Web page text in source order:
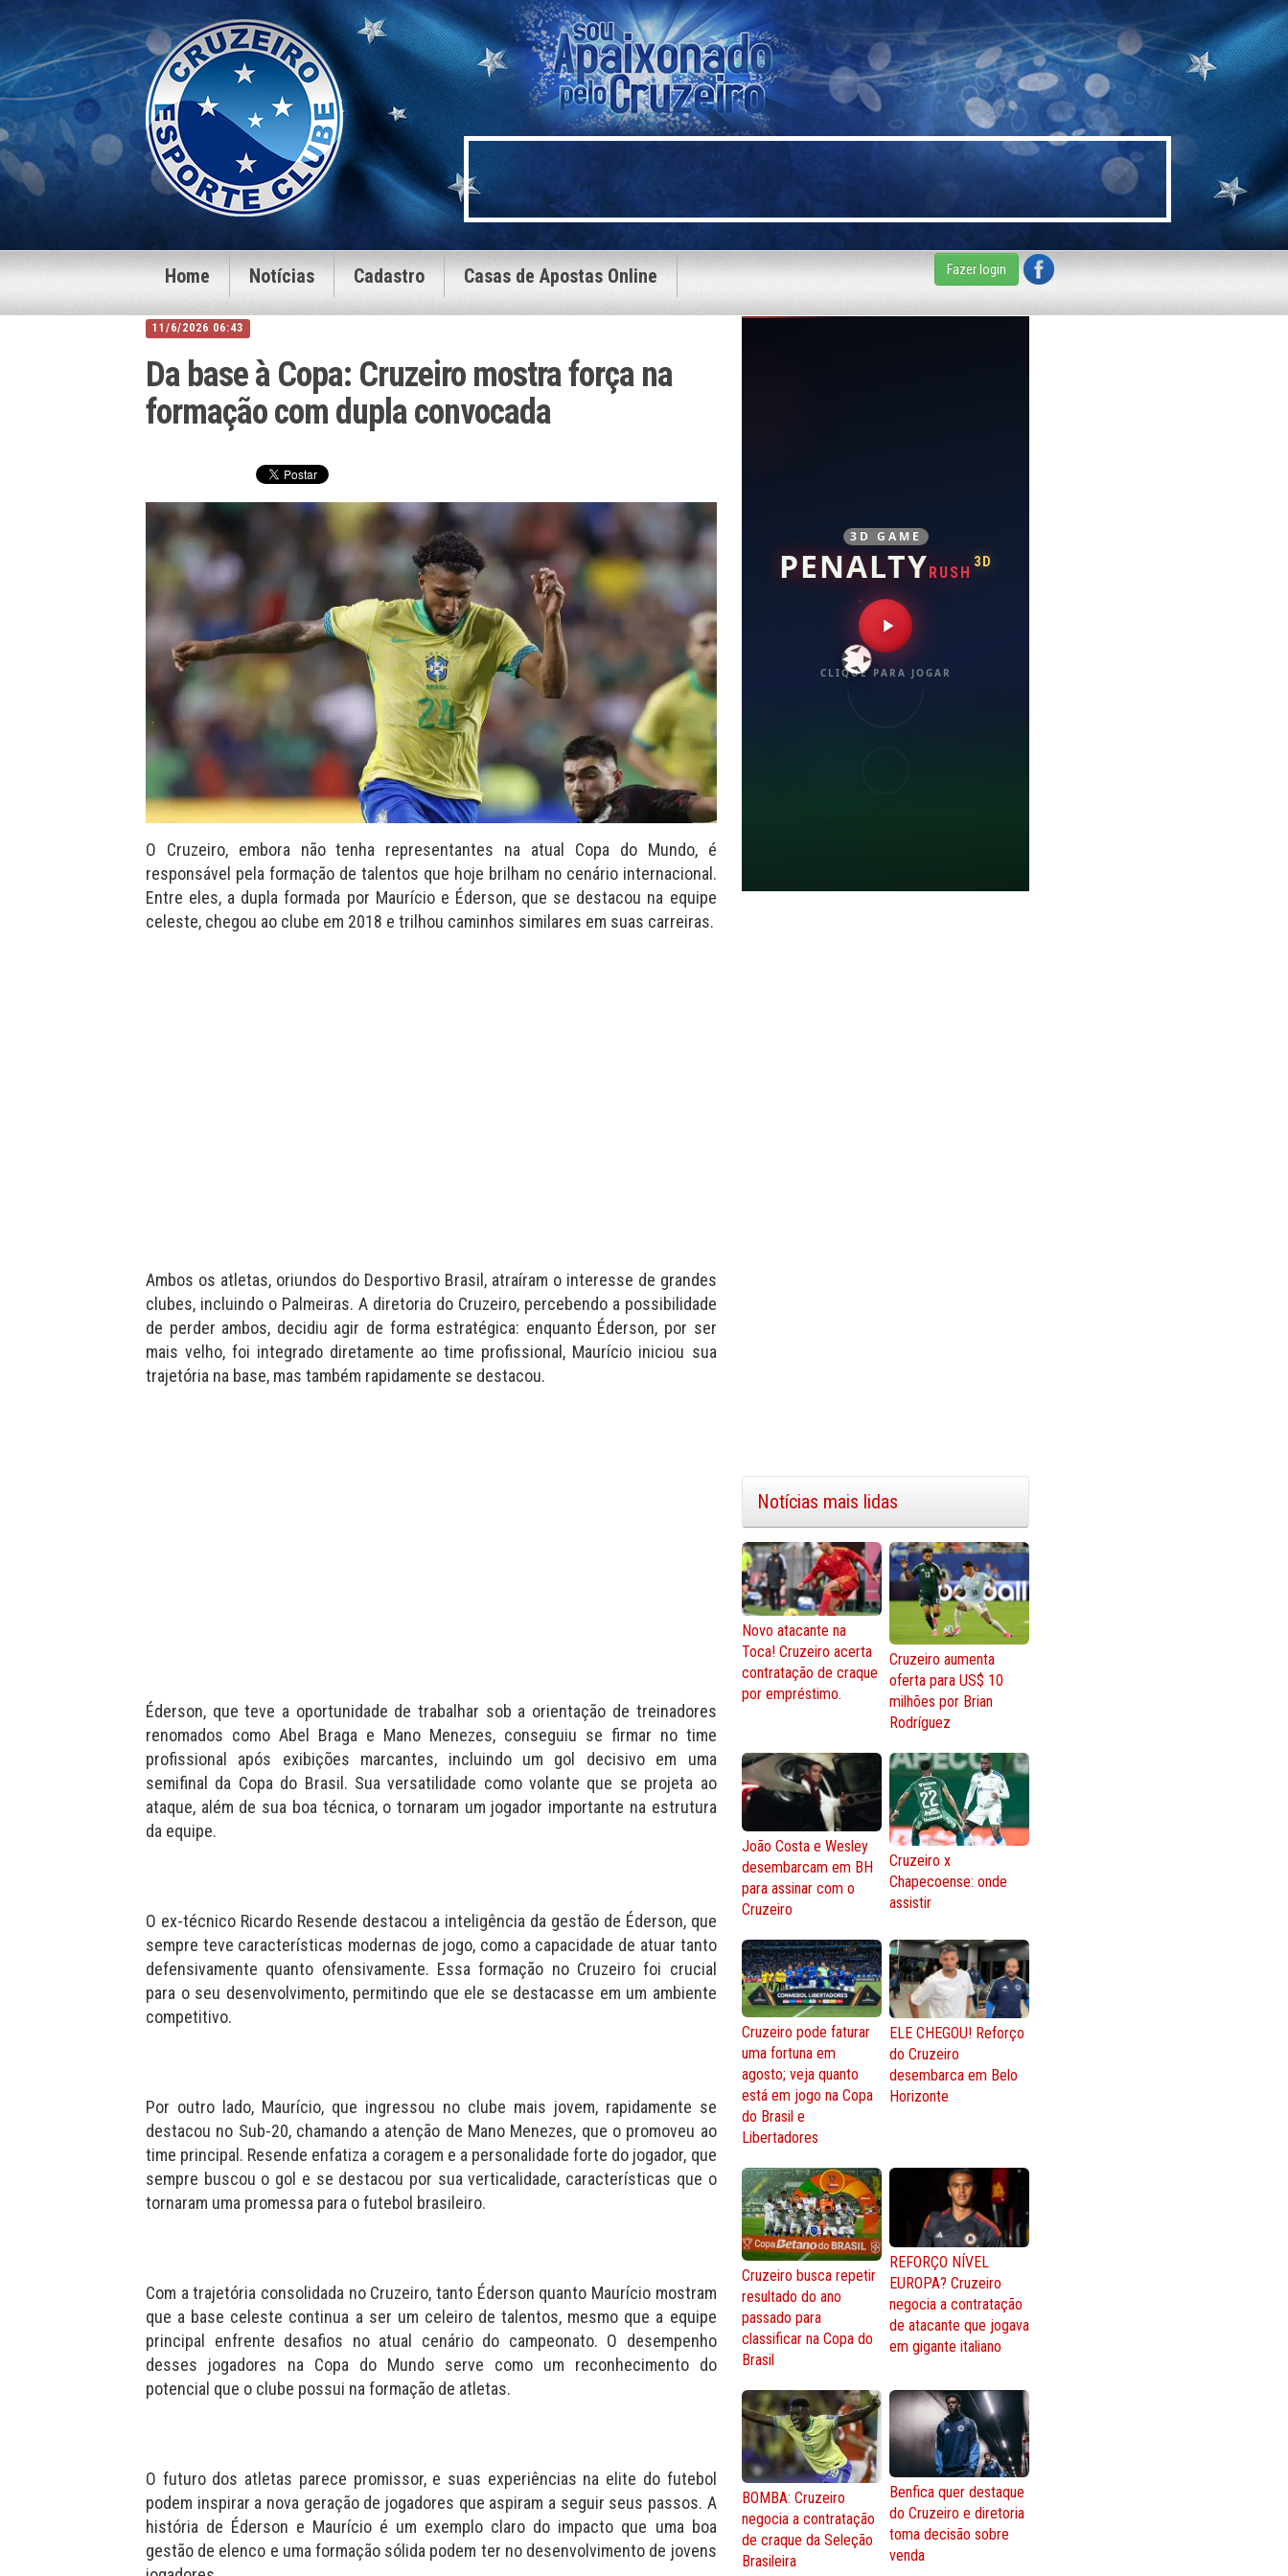
Home Notícias Cadastro Casas de Apostas Online Fazer login
11/6/2026 06:43
Da base à Copa: Cruzeiro mostra força na
formação com dupla convocada
O Cruzeiro, embora não tenha representantes na atual Copa do Mundo, é
responsável pela formação de talentos que hoje brilham no cenário internacional.
Entre eles, a dupla formada por Maurício e Éderson, que se destacou na equipe
celeste, chegou ao clube em 2018 e trilhou caminhos similares em suas carreiras.
Ambos os atletas, oriundos do Desportivo Brasil, atraíram o interesse de grandes
clubes, incluindo o Palmeiras. A diretoria do Cruzeiro, percebendo a possibilidade
de perder ambos, decidiu agir de forma estratégica: enquanto Éderson, por ser
mais velho, foi integrado diretamente ao time profissional, Maurício iniciou sua
trajetória na base, mas também rapidamente se destacou.
Éderson, que teve a oportunidade de trabalhar sob a orientação de treinadores
renomados como Abel Braga e Mano Menezes, conseguiu se firmar no time
profissional após exibições marcantes, incluindo um gol decisivo em uma
semifinal da Copa do Brasil. Sua versatilidade como volante que se projeta ao
ataque, além de sua boa técnica, o tornaram um jogador importante na estrutura
da equipe.
O ex-técnico Ricardo Resende destacou a inteligência da gestão de Éderson, que
sempre teve características modernas de jogo, como a capacidade de atuar tanto
defensivamente quanto ofensivamente. Essa formação no Cruzeiro foi crucial
para o seu desenvolvimento, permitindo que ele se destacasse em um ambiente
competitivo.
Por outro lado, Maurício, que ingressou no clube mais jovem, rapidamente se
destacou no Sub-20, chamando a atenção de Mano Menezes, que o promoveu ao
time principal. Resende enfatiza a coragem e a personalidade forte do jogador, que
sempre buscou o gol e se destacou por sua verticalidade, características que o
tornaram uma promessa para o futebol brasileiro.
Com a trajetória consolidada no Cruzeiro, tanto Éderson quanto Maurício mostram
que a base celeste continua a ser um celeiro de talentos, mesmo que a equipe
principal enfrente desafios no atual cenário do campeonato. O desempenho
desses jogadores na Copa do Mundo serve como um reconhecimento do
potencial que o clube possui na formação de atletas.
O futuro dos atletas parece promissor, e suas experiências na elite do futebol
podem inspirar a nova geração de jogadores que aspiram a seguir seus passos. A
história de Éderson e Maurício é um exemplo claro do impacto que uma boa
gestão de elenco e uma formação sólida podem ter no desenvolvimento de jovens
3D GAME
PENALTYRUSH
3D
CLIQUE PARA JOGAR
Notícias mais lidas
Novo atacante na
Toca! Cruzeiro acerta
contratação de craque
por empréstimo.
Cruzeiro aumenta
oferta para US$ 10
milhões por Brian
Rodríguez
João Costa e Wesley
desembarcam em BH
para assinar com o
Cruzeiro
Cruzeiro x
Chapecoense: onde
assistir
Cruzeiro pode faturar
uma fortuna em
agosto; veja quanto
está em jogo na Copa
do Brasil e
Libertadores
ELE CHEGOU! Reforço
do Cruzeiro
desembarca em Belo
Horizonte
Cruzeiro busca repetir
resultado do ano
passado para
classificar na Copa do
Brasil
REFORÇO NÍVEL
EUROPA? Cruzeiro
negocia a contratação
de atacante que jogava
em gigante italiano
BOMBA: Cruzeiro
negocia a contratação
de craque da Seleção
Brasileira
Benfica quer destaque
do Cruzeiro e diretoria
toma decisão sobre
venda